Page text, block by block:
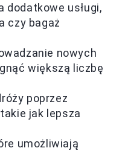
dodatkowe usługi,
czy bagaż
nowych
większą liczbę
poprzez
jak lepsza
umożliwiają